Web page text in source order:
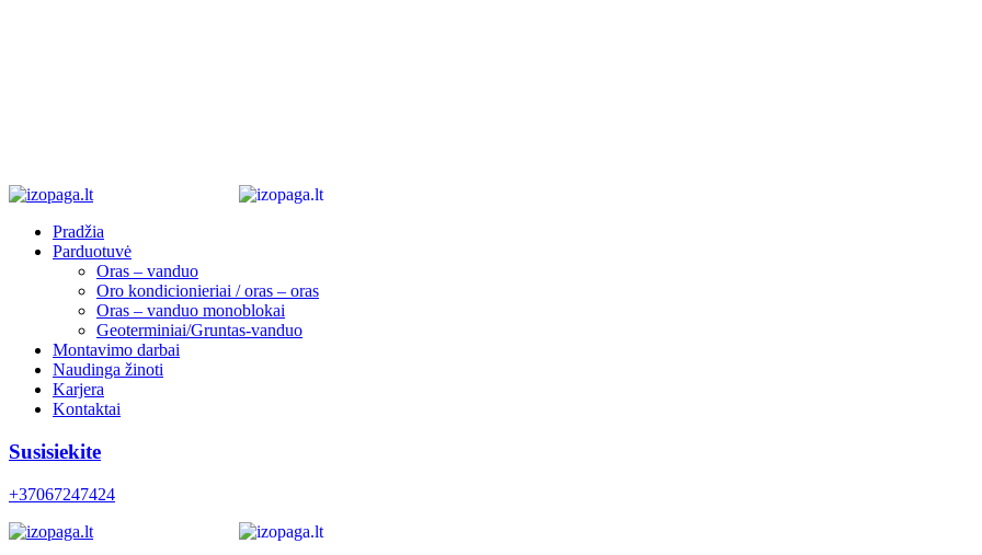
Pradžia
Parduotuvė
Oras – vanduo
Oro kondicionieriai / oras – oras
Oras – vanduo monoblokai
Geoterminiai/Gruntas-vanduo
Montavimo darbai
Naudinga žinoti
Karjera
Kontaktai
Susisiekite
+37067247424